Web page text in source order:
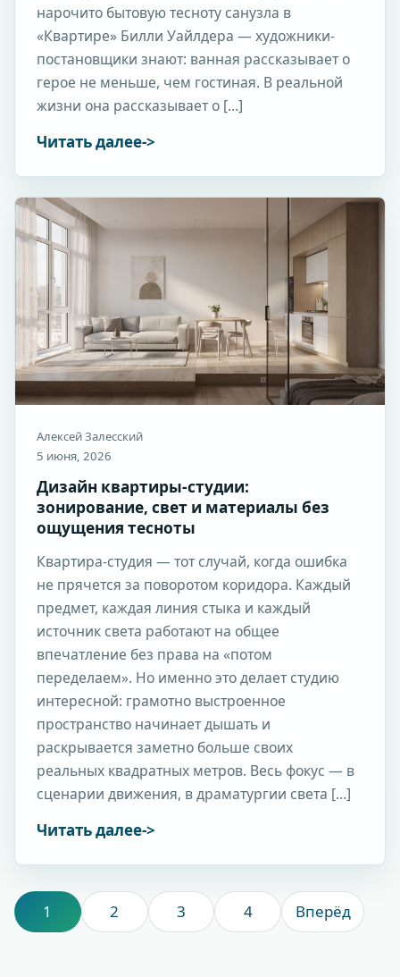
нарочито бытовую тесноту санузла в
«Квартире» Билли Уайлдера — художники-
постановщики знают: ванная рассказывает о
герое не меньше, чем гостиная. В реальной
жизни она рассказывает о […]
Читать далее
Алексей Залесский
5 июня, 2026
Дизайн квартиры-студии:
зонирование, свет и материалы без
ощущения тесноты
Квартира-студия — тот случай, когда ошибка
не прячется за поворотом коридора. Каждый
предмет, каждая линия стыка и каждый
источник света работают на общее
впечатление без права на «потом
переделаем». Но именно это делает студию
интересной: грамотно выстроенное
пространство начинает дышать и
раскрывается заметно больше своих
реальных квадратных метров. Весь фокус — в
сценарии движения, в драматургии света […]
Читать далее
1 2 3 4 Вперёд